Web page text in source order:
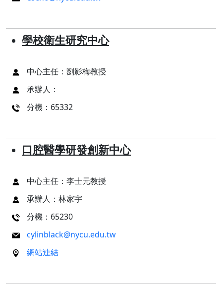
學校衛生研究中心
中心主任：劉影梅教授
承辦人：
分機：65332
口腔醫學研發創新中心
中心主任：李士元教授
承辦人：林家宇
分機：65230
cylinblack@nycu.edu.tw
網站連結